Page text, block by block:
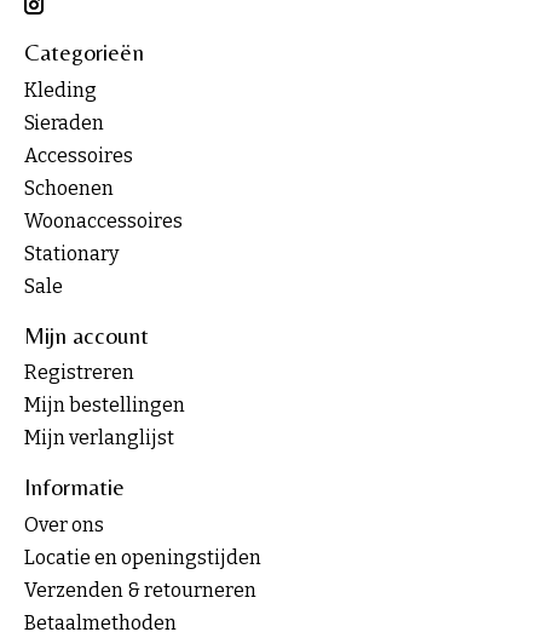
Categorieën
Kleding
Sieraden
Accessoires
Schoenen
Woonaccessoires
Stationary
Sale
Mijn account
Registreren
Mijn bestellingen
Mijn verlanglijst
Informatie
Over ons
Locatie en openingstijden
Verzenden & retourneren
Betaalmethoden